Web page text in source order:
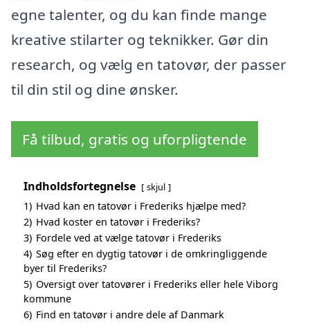
egne talenter, og du kan finde mange
kreative stilarter og teknikker. Gør din
research, og vælg en tatovør, der passer
til din stil og dine ønsker.
Få tilbud, gratis og uforpligtende
Indholdsfortegnelse skjul
1) Hvad kan en tatovør i Frederiks hjælpe med?
2) Hvad koster en tatovør i Frederiks?
3) Fordele ved at vælge tatovør i Frederiks
4) Søg efter en dygtig tatovør i de omkringliggende
byer til Frederiks?
5) Oversigt over tatovører i Frederiks eller hele Viborg
kommune
6) Find en tatovør i andre dele af Danmark